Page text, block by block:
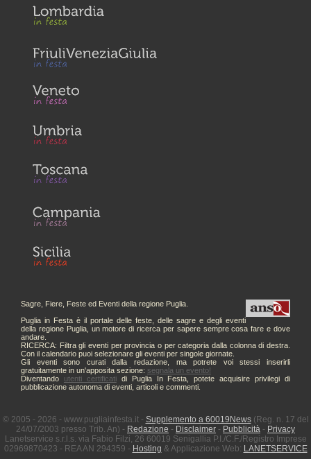
Sagre, Fiere, Feste ed Eventi della regione Puglia.
Puglia in Festa è il portale delle feste, delle sagre e degli eventi
della regione Puglia, un motore di ricerca per sapere sempre cosa fare e dove
andare.
RICERCA: Filtra gli eventi per provincia o per categoria dalla colonna di destra.
Con il calendario puoi selezionare gli eventi per singole giornate.
Gli eventi sono curati dalla redazione, ma potrete voi stessi inserirli
gratuitamente in un'apposita sezione: segnala un evento!
Diventando utenti certificatidi Puglia In Festa, potete acquisire privilegi di
pubblicazione autonoma di eventi, articoli e commenti.
© 2005 - 2026 - www.pugliainfesta.it - Supplemento a 60019News(Reg. n. 17 del
24/07/2003 presso Trib. An) - Redazione - Disclaimer - Pubblicità - Privacy
Lanetservice s.r.l.s. via Fabio Filzi, 26 60019 Senigallia P.I./C.F./Registro Imprese
02969870423 - REA AN 294359 - Hosting & Applicazione Web: LANETSERVICE